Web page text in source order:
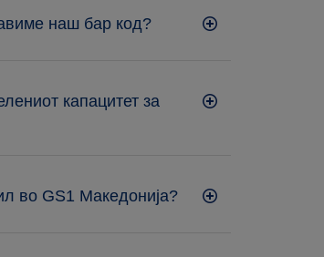
наш бар код?
капацитет за
во GS1 Македонија?